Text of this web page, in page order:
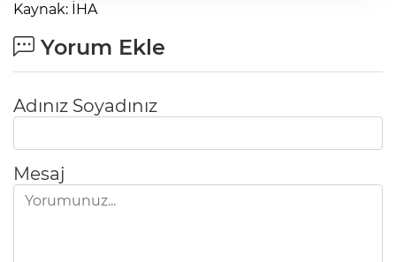
Kaynak: İHA
Yorum Ekle
Adınız Soyadınız
Mesaj